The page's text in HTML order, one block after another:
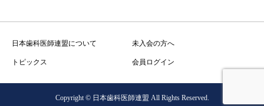
日本歯科医師連盟について 未入会の方へ
トピックス 会員ログイン
Copyright © 日本歯科医師連盟 All Rights Reserved.